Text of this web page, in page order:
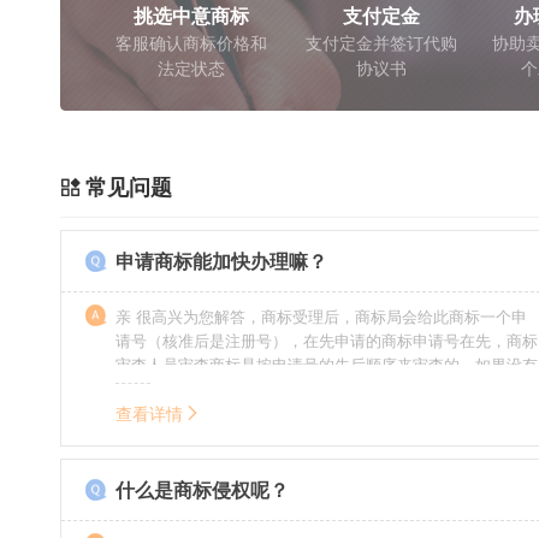
挑选中意商标
客服确认商标价格和
法定状态
支付定金
支付定金并签订代购
协议书
办
协助
常见问题
申请商标能加快办理嘛？
亲 很高兴为您解答，商标受理后，商标局会给此商标一个申
请号（核准后是注册号），在先申请的商标申请号在先，商标
审查人员审查商标是按申请号的先后顺序来审查的，如果没有
特殊情况（受理案件需要，被异议等），不会延迟也不会提
前。
查看详情
什么是商标侵权呢？